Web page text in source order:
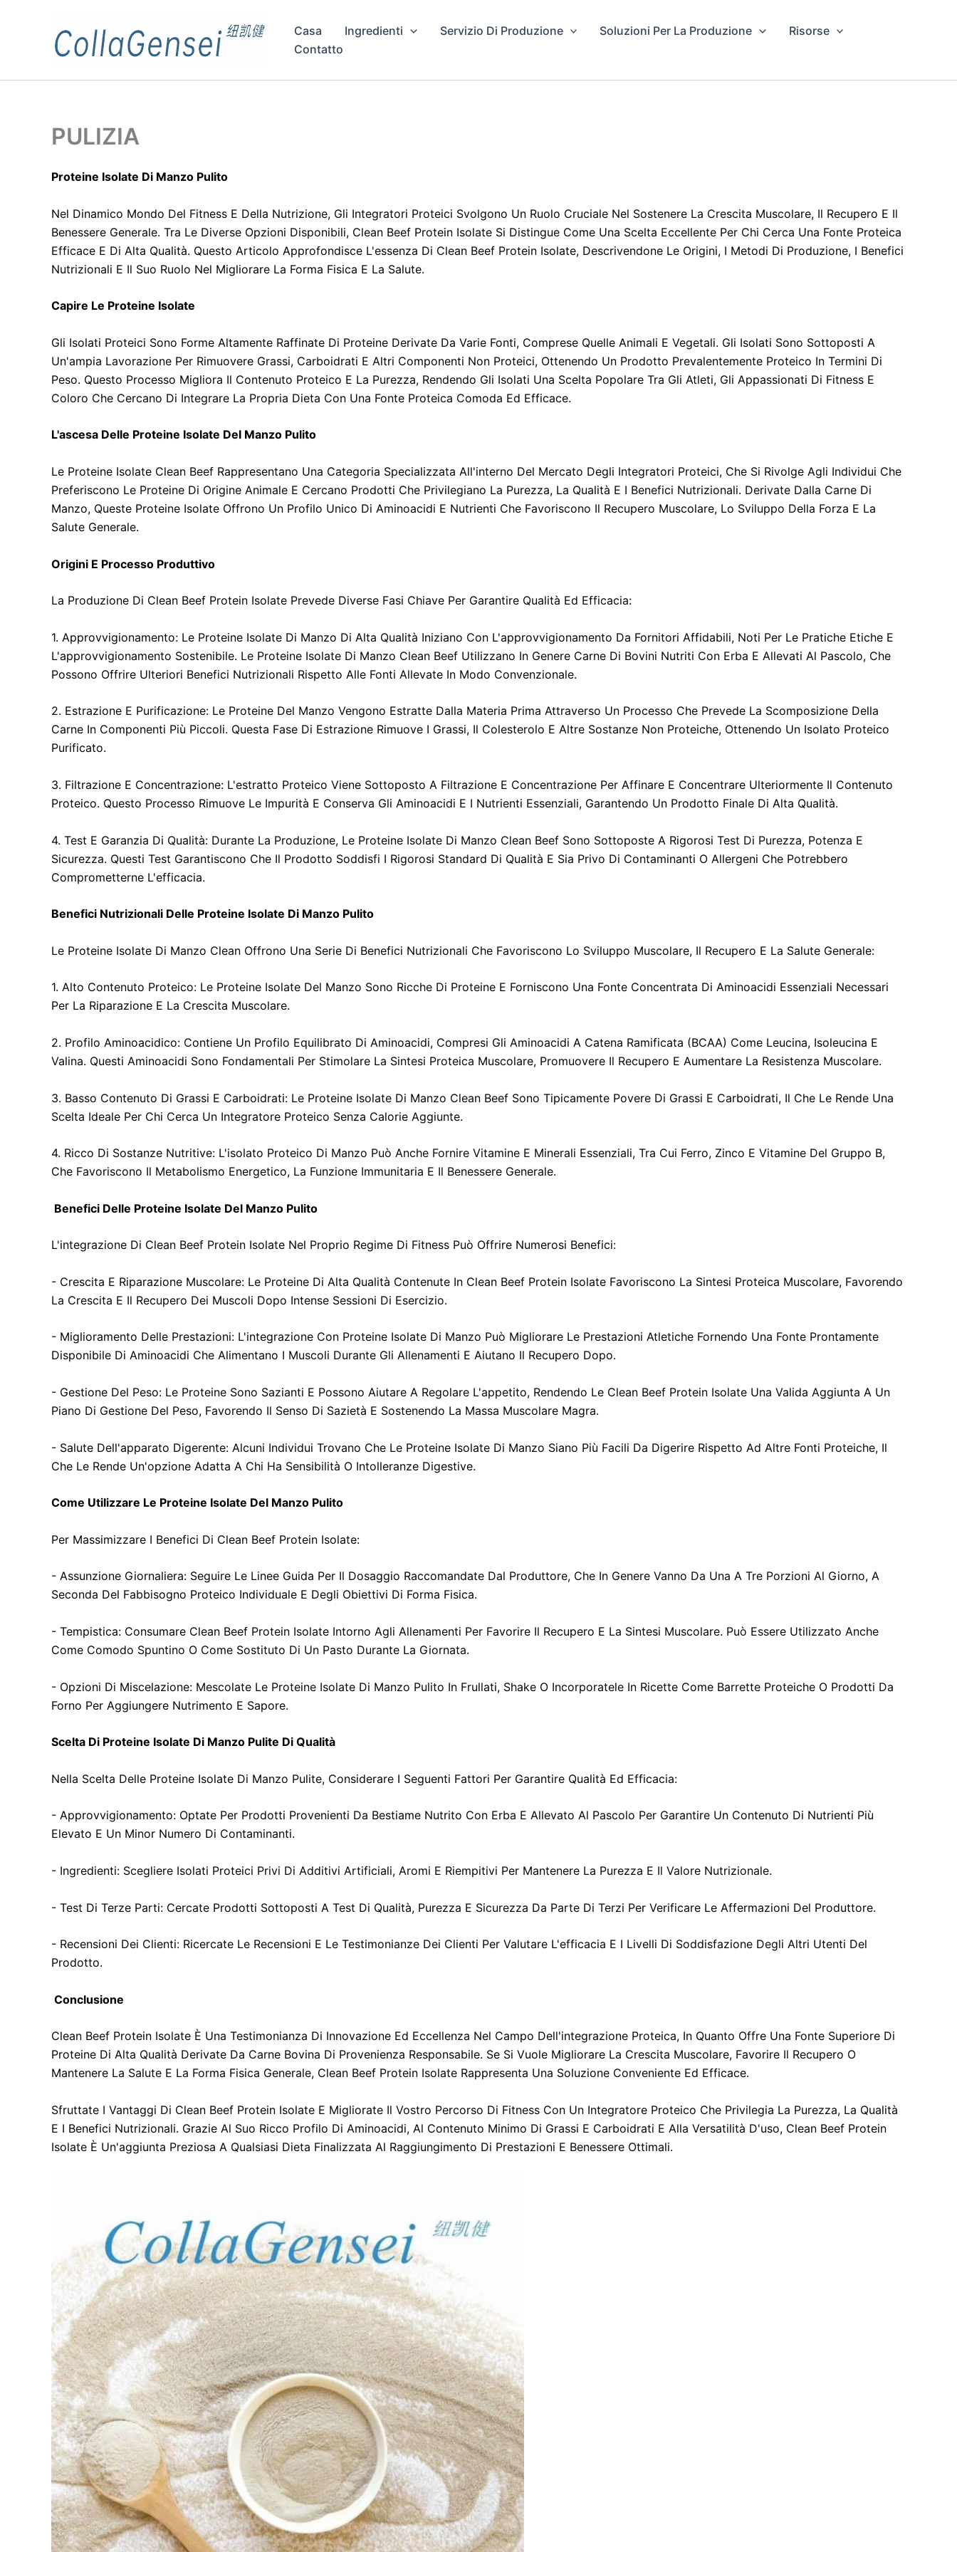
Casa Ingredienti Servizio Di Produzione Soluzioni Per La Produzione
Risorse
Contatto
PULIZIA
Proteine Isolate Di Manzo Pulito
Nel Dinamico Mondo Del Fitness E Della Nutrizione, Gli Integratori Proteici Svolgono Un Ruolo Cruciale Nel Sostenere La Crescita Muscolare, Il Recupero E Il
Benessere Generale. Tra Le Diverse Opzioni Disponibili, Clean Beef Protein Isolate Si Distingue Come Una Scelta Eccellente Per Chi Cerca Una Fonte Proteica
Efficace E Di Alta Qualità. Questo Articolo Approfondisce L'essenza Di Clean Beef Protein Isolate, Descrivendone Le Origini, I Metodi Di Produzione, I Benefici
Nutrizionali E Il Suo Ruolo Nel Migliorare La Forma Fisica E La Salute.
Capire Le Proteine Isolate
Gli Isolati Proteici Sono Forme Altamente Raffinate Di Proteine Derivate Da Varie Fonti, Comprese Quelle Animali E Vegetali. Gli Isolati Sono Sottoposti A
Un'ampia Lavorazione Per Rimuovere Grassi, Carboidrati E Altri Componenti Non Proteici, Ottenendo Un Prodotto Prevalentemente Proteico In Termini Di
Peso. Questo Processo Migliora Il Contenuto Proteico E La Purezza, Rendendo Gli Isolati Una Scelta Popolare Tra Gli Atleti, Gli Appassionati Di Fitness E
Coloro Che Cercano Di Integrare La Propria Dieta Con Una Fonte Proteica Comoda Ed Efficace.
L'ascesa Delle Proteine Isolate Del Manzo Pulito
Le Proteine Isolate Clean Beef Rappresentano Una Categoria Specializzata All'interno Del Mercato Degli Integratori Proteici, Che Si Rivolge Agli Individui Che
Preferiscono Le Proteine Di Origine Animale E Cercano Prodotti Che Privilegiano La Purezza, La Qualità E I Benefici Nutrizionali. Derivate Dalla Carne Di
Manzo, Queste Proteine Isolate Offrono Un Profilo Unico Di Aminoacidi E Nutrienti Che Favoriscono Il Recupero Muscolare, Lo Sviluppo Della Forza E La
Salute Generale.
Origini E Processo Produttivo
La Produzione Di Clean Beef Protein Isolate Prevede Diverse Fasi Chiave Per Garantire Qualità Ed Efficacia:
1. Approvvigionamento: Le Proteine Isolate Di Manzo Di Alta Qualità Iniziano Con L'approvvigionamento Da Fornitori Affidabili, Noti Per Le Pratiche Etiche E
L'approvvigionamento Sostenibile. Le Proteine Isolate Di Manzo Clean Beef Utilizzano In Genere Carne Di Bovini Nutriti Con Erba E Allevati Al Pascolo, Che
Possono Offrire Ulteriori Benefici Nutrizionali Rispetto Alle Fonti Allevate In Modo Convenzionale.
2. Estrazione E Purificazione: Le Proteine Del Manzo Vengono Estratte Dalla Materia Prima Attraverso Un Processo Che Prevede La Scomposizione Della
Carne In Componenti Più Piccoli. Questa Fase Di Estrazione Rimuove I Grassi, Il Colesterolo E Altre Sostanze Non Proteiche, Ottenendo Un Isolato Proteico
Purificato.
3. Filtrazione E Concentrazione: L'estratto Proteico Viene Sottoposto A Filtrazione E Concentrazione Per Affinare E Concentrare Ulteriormente Il Contenuto
Proteico. Questo Processo Rimuove Le Impurità E Conserva Gli Aminoacidi E I Nutrienti Essenziali, Garantendo Un Prodotto Finale Di Alta Qualità.
4. Test E Garanzia Di Qualità: Durante La Produzione, Le Proteine Isolate Di Manzo Clean Beef Sono Sottoposte A Rigorosi Test Di Purezza, Potenza E
Sicurezza. Questi Test Garantiscono Che Il Prodotto Soddisfi I Rigorosi Standard Di Qualità E Sia Privo Di Contaminanti O Allergeni Che Potrebbero
Comprometterne L'efficacia.
Benefici Nutrizionali Delle Proteine Isolate Di Manzo Pulito
Le Proteine Isolate Di Manzo Clean Offrono Una Serie Di Benefici Nutrizionali Che Favoriscono Lo Sviluppo Muscolare, Il Recupero E La Salute Generale:
1. Alto Contenuto Proteico: Le Proteine Isolate Del Manzo Sono Ricche Di Proteine E Forniscono Una Fonte Concentrata Di Aminoacidi Essenziali Necessari
Per La Riparazione E La Crescita Muscolare.
2. Profilo Aminoacidico: Contiene Un Profilo Equilibrato Di Aminoacidi, Compresi Gli Aminoacidi A Catena Ramificata (BCAA) Come Leucina, Isoleucina E
Valina. Questi Aminoacidi Sono Fondamentali Per Stimolare La Sintesi Proteica Muscolare, Promuovere Il Recupero E Aumentare La Resistenza Muscolare.
3. Basso Contenuto Di Grassi E Carboidrati: Le Proteine Isolate Di Manzo Clean Beef Sono Tipicamente Povere Di Grassi E Carboidrati, Il Che Le Rende Una
Scelta Ideale Per Chi Cerca Un Integratore Proteico Senza Calorie Aggiunte.
4. Ricco Di Sostanze Nutritive: L'isolato Proteico Di Manzo Può Anche Fornire Vitamine E Minerali Essenziali, Tra Cui Ferro, Zinco E Vitamine Del Gruppo B,
Che Favoriscono Il Metabolismo Energetico, La Funzione Immunitaria E Il Benessere Generale.
Benefici Delle Proteine Isolate Del Manzo Pulito
L'integrazione Di Clean Beef Protein Isolate Nel Proprio Regime Di Fitness Può Offrire Numerosi Benefici:
- Crescita E Riparazione Muscolare: Le Proteine Di Alta Qualità Contenute In Clean Beef Protein Isolate Favoriscono La Sintesi Proteica Muscolare, Favorendo
La Crescita E Il Recupero Dei Muscoli Dopo Intense Sessioni Di Esercizio.
- Miglioramento Delle Prestazioni: L'integrazione Con Proteine Isolate Di Manzo Può Migliorare Le Prestazioni Atletiche Fornendo Una Fonte Prontamente
Disponibile Di Aminoacidi Che Alimentano I Muscoli Durante Gli Allenamenti E Aiutano Il Recupero Dopo.
- Gestione Del Peso: Le Proteine Sono Sazianti E Possono Aiutare A Regolare L'appetito, Rendendo Le Clean Beef Protein Isolate Una Valida Aggiunta A Un
Piano Di Gestione Del Peso, Favorendo Il Senso Di Sazietà E Sostenendo La Massa Muscolare Magra.
- Salute Dell'apparato Digerente: Alcuni Individui Trovano Che Le Proteine Isolate Di Manzo Siano Più Facili Da Digerire Rispetto Ad Altre Fonti Proteiche, Il
Che Le Rende Un'opzione Adatta A Chi Ha Sensibilità O Intolleranze Digestive.
Come Utilizzare Le Proteine Isolate Del Manzo Pulito
Per Massimizzare I Benefici Di Clean Beef Protein Isolate:
- Assunzione Giornaliera: Seguire Le Linee Guida Per Il Dosaggio Raccomandate Dal Produttore, Che In Genere Vanno Da Una A Tre Porzioni Al Giorno, A
Seconda Del Fabbisogno Proteico Individuale E Degli Obiettivi Di Forma Fisica.
- Tempistica: Consumare Clean Beef Protein Isolate Intorno Agli Allenamenti Per Favorire Il Recupero E La Sintesi Muscolare. Può Essere Utilizzato Anche
Come Comodo Spuntino O Come Sostituto Di Un Pasto Durante La Giornata.
- Opzioni Di Miscelazione: Mescolate Le Proteine Isolate Di Manzo Pulito In Frullati, Shake O Incorporatele In Ricette Come Barrette Proteiche O Prodotti Da
Forno Per Aggiungere Nutrimento E Sapore.
Scelta Di Proteine Isolate Di Manzo Pulite Di Qualità
Nella Scelta Delle Proteine Isolate Di Manzo Pulite, Considerare I Seguenti Fattori Per Garantire Qualità Ed Efficacia:
- Approvvigionamento: Optate Per Prodotti Provenienti Da Bestiame Nutrito Con Erba E Allevato Al Pascolo Per Garantire Un Contenuto Di Nutrienti Più
Elevato E Un Minor Numero Di Contaminanti.
- Ingredienti: Scegliere Isolati Proteici Privi Di Additivi Artificiali, Aromi E Riempitivi Per Mantenere La Purezza E Il Valore Nutrizionale.
- Test Di Terze Parti: Cercate Prodotti Sottoposti A Test Di Qualità, Purezza E Sicurezza Da Parte Di Terzi Per Verificare Le Affermazioni Del Produttore.
- Recensioni Dei Clienti: Ricercate Le Recensioni E Le Testimonianze Dei Clienti Per Valutare L'efficacia E I Livelli Di Soddisfazione Degli Altri Utenti Del
Prodotto.
Conclusione
Clean Beef Protein Isolate È Una Testimonianza Di Innovazione Ed Eccellenza Nel Campo Dell'integrazione Proteica, In Quanto Offre Una Fonte Superiore Di
Proteine Di Alta Qualità Derivate Da Carne Bovina Di Provenienza Responsabile. Se Si Vuole Migliorare La Crescita Muscolare, Favorire Il Recupero O
Mantenere La Salute E La Forma Fisica Generale, Clean Beef Protein Isolate Rappresenta Una Soluzione Conveniente Ed Efficace.
Sfruttate I Vantaggi Di Clean Beef Protein Isolate E Migliorate Il Vostro Percorso Di Fitness Con Un Integratore Proteico Che Privilegia La Purezza, La Qualità
E I Benefici Nutrizionali. Grazie Al Suo Ricco Profilo Di Aminoacidi, Al Contenuto Minimo Di Grassi E Carboidrati E Alla Versatilità D'uso, Clean Beef Protein
Isolate È Un'aggiunta Preziosa A Qualsiasi Dieta Finalizzata Al Raggiungimento Di Prestazioni E Benessere Ottimali.